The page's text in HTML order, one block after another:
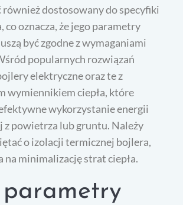
dostosowany do specyfiki
co oznacza, że jego parametry
być zgodne z wymaganiami
popularnych rozwiązań
elektryczne oraz te z
wymiennikiem ciepła, które
wykorzystanie energii
z powietrza lub gruntu. Należy
o izolacji termicznej bojlera,
na minimalizację strat ciepła.
parametry